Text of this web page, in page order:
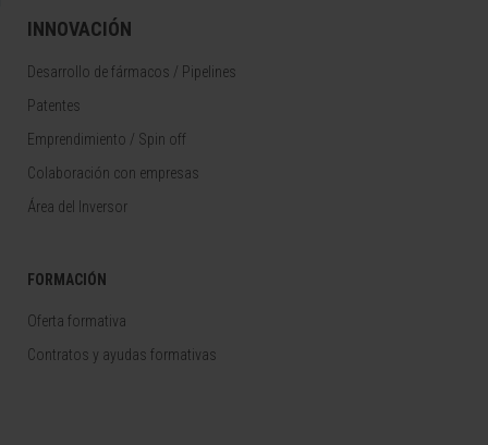
INNOVACIÓN
Desarrollo de fármacos / Pipelines
Patentes
Emprendimiento / Spin off
Colaboración con empresas
Área del Inversor
FORMACIÓN
Oferta formativa
Contratos y ayudas formativas